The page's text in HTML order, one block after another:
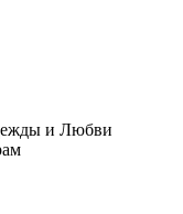
и Любви